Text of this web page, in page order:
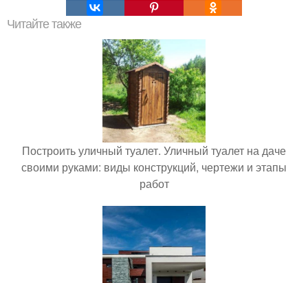
Читайте также
Построить уличный туалет. Уличный туалет на даче
своими руками: виды конструкций, чертежи и этапы
работ